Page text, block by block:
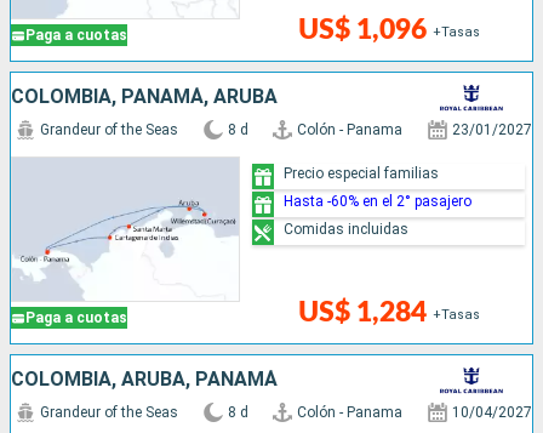
Paga a cuotas US$ 1,096 +Tasas
COLOMBIA, PANAMÁ, ARUBA
Paga a cuotas
Grandeur of the Seas 8 d Colón - Panama 23/01/2027
US$ 1,284 +Tasas
Precio especial familias
Hasta -60% en el 2° pasajero
Comidas incluidas
COLOMBIA, ARUBA, PANAMÁ
Grandeur of the Seas 8 d Colón - Panama 10/04/2027